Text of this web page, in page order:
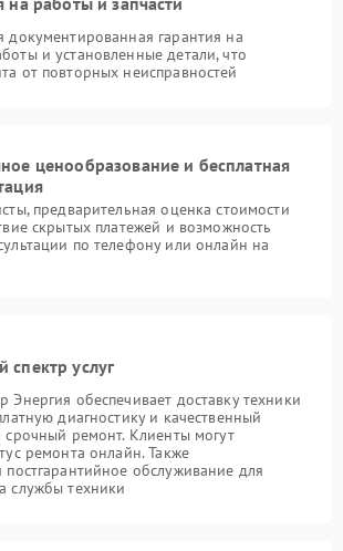
документированная гарантия на
и установленные детали, что
от повторных неисправностей
ценообразование и бесплатная
предварительная оценка стоимости
скрытых платежей и возможность
по телефону или онлайн на
спектр услуг
Энергия обеспечивает доставку техники
диагностику и качественный
срочный ремонт. Клиенты могут
ремонта онлайн. Также
постгарантийное обслуживание для
службы техники